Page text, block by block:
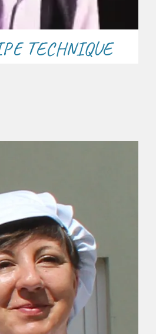
TECHNIQUE